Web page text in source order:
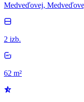
Medveďovej,
2 izb.
62 m²